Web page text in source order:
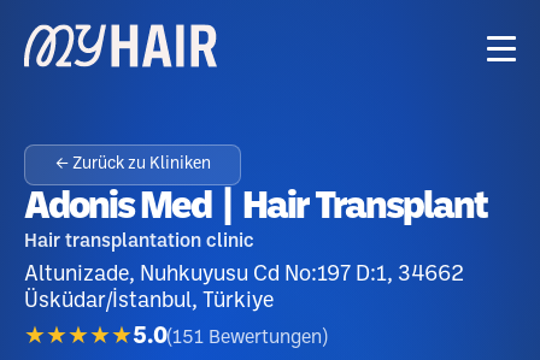
← Zurück zu Kliniken
Adonis Med | Hair Transplant
Hair transplantation clinic
Altunizade, Nuhkuyusu Cd No:197 D:1, 34662
Üsküdar/İstanbul, Türkiye
★★★★★5.0(151 Bewertungen )